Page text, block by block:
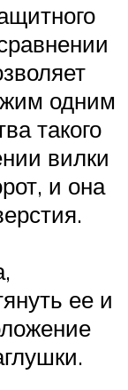
одним
такого
вилки
и она
ее и